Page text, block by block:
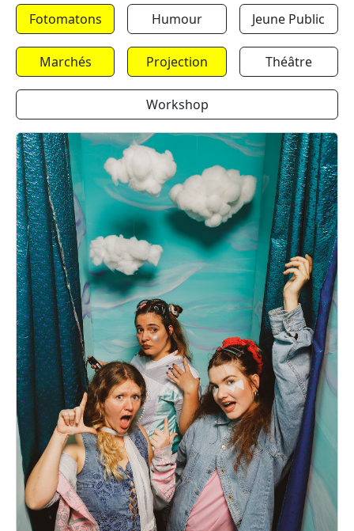
Fotomatons Humour Jeune Public
Marchés Projection Théâtre
Workshop